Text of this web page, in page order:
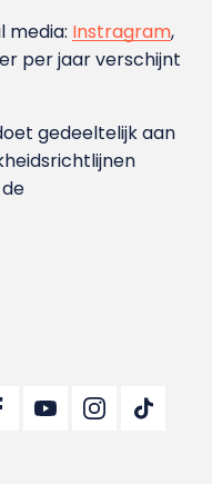
media: Instragram,
per jaar verschijnt
gedeeltelijk aan